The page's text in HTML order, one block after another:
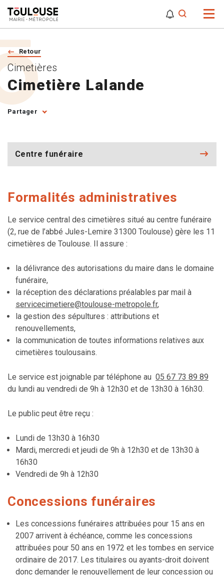
Retour
Cimetière Lalande
Cimetières
Partager
Centre funéraire
Formalités administratives
Le service central des cimetières situé au centre funéraire
(2, rue de l’abbé Jules-Lemire 31300 Toulouse) gère les 11
cimetières de Toulouse. Il assure :
la délivrance des autorisations du maire dans le domaine
funéraire,
la réception des déclarations préalables par mail à
servicecimetiere@toulouse-metropole.fr,
la gestion des sépultures : attributions et
renouvellements,
la communication de toutes informations relatives aux
cimetières toulousains.
Le service est joignable par téléphone au 05 67 73 89 89
du lundi au vendredi de 9h à 12h30 et de 13h30 à 16h30.
Le public peut être reçu :
Lundi de 13h30 à 16h30
Mardi, mercredi et jeudi de 9h à 12h30 et de 13h30 à
16h30
Vendredi de 9h à 12h30
Concessions funéraires
Les concessions funéraires attribuées pour 15 ans en
2007 arrivent à échéance, comme les concessions
attribuées pour 50 ans en 1972 et les tombes en service
ordinaire de 2017. Les titulaires ou ayants-droit doivent
donc demander le renouvellement de leur concession ou